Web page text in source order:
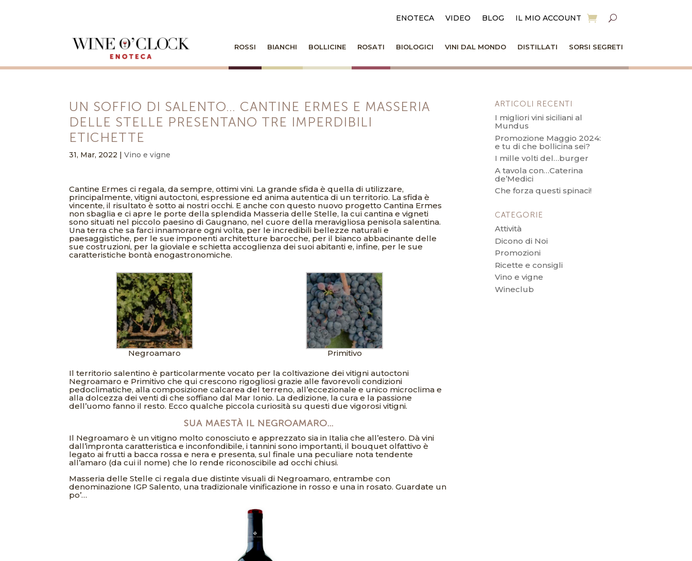
ENOTECA VIDEO BLOG IL MIO ACCOUNT
ROSSI BIANCHI BOLLICINE ROSATI BIOLOGICI VINI DAL MONDO DISTILLATI SORSI SEGRETI
UN SOFFIO DI SALENTO… CANTINE ERMES E MASSERIA
DELLE STELLE PRESENTANO TRE IMPERDIBILI
ETICHETTE
31, Mar, 2022 |Vino e vigne
Cantine Ermes ci regala, da sempre, ottimi vini. La grande sfida è quella di utilizzare,
principalmente, vitigni autoctoni, espressione ed anima autentica di un territorio. La sfida è
vincente, il risultato è sotto ai nostri occhi. E anche con questo nuovo progetto Cantina Ermes
non sbaglia e ci apre le porte della splendida Masseria delle Stelle, la cui cantina e vigneti
sono situati nel piccolo paesino di Gaugnano, nel cuore della meravigliosa penisola salentina.
Una terra che sa farci innamorare ogni volta, per le incredibili bellezze naturali e
paesaggistiche, per le sue imponenti architetture barocche, per il bianco abbacinante delle
sue costruzioni, per la gioviale e schietta accoglienza dei suoi abitanti e, infine, per le sue
caratteristiche bontà enogastronomiche.
Negroamaro Primitivo
Il territorio salentino è particolarmente vocato per la coltivazione dei vitigni autoctoni
Negroamaro e Primitivo che qui crescono rigogliosi grazie alle favorevoli condizioni
pedoclimatiche, alla composizione calcarea del terreno, all’eccezionale e unico microclima e
alla dolcezza dei venti di che soffiano dal Mar Ionio. La dedizione, la cura e la passione
dell’uomo fanno il resto. Ecco qualche piccola curiosità su questi due vigorosi vitigni.
SUA MAESTÀ IL NEGROAMARO…
Il Negroamaro è un vitigno molto conosciuto e apprezzato sia in Italia che all’estero. Dà vini
dall’impronta caratteristica e inconfondibile, i tannini sono importanti, il bouquet olfattivo è
legato ai frutti a bacca rossa e nera e presenta, sul finale una peculiare nota tendente
all’amaro (da cui il nome) che lo rende riconoscibile ad occhi chiusi.
Masseria delle Stelle ci regala due distinte visuali di Negroamaro, entrambe con
denominazione IGP Salento, una tradizionale vinificazione in rosso e una in rosato. Guardate un
po’…
ARTICOLI RECENTI
I migliori vini siciliani al
Mundus
Promozione Maggio 2024:
e tu di che bollicina sei?
I mille volti del…burger
A tavola con…Caterina
de’Medici
Che forza questi spinaci!
CATEGORIE
Attività
Dicono di Noi
Promozioni
Ricette e consigli
Vino e vigne
Wineclub